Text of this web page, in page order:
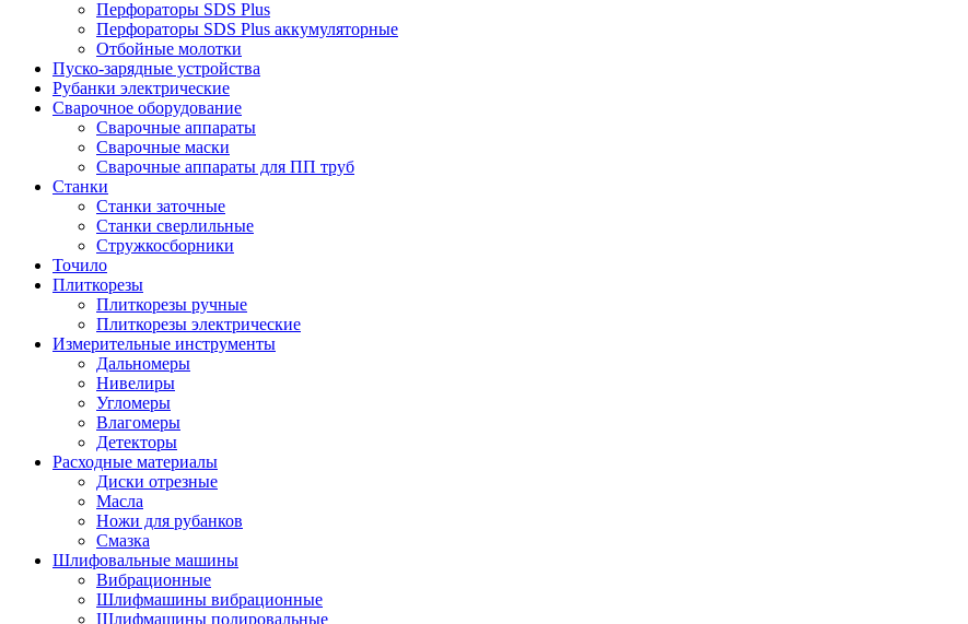
Перфораторы SDS Plus
Перфораторы SDS Plus аккумуляторные
Отбойные молотки
Пуско-зарядные устройства
Рубанки электрические
Сварочное оборудование
Сварочные аппараты
Сварочные маски
Сварочные аппараты для ПП труб
Станки
Станки заточные
Станки сверлильные
Стружкосборники
Точило
Плиткорезы
Плиткорезы ручные
Плиткорезы электрические
Измерительные инструменты
Дальномеры
Нивелиры
Угломеры
Влагомеры
Детекторы
Расходные материалы
Диски отрезные
Масла
Ножи для рубанков
Смазка
Шлифовальные машины
Вибрационные
Шлифмашины вибрационные
Шлифмашины полировальные